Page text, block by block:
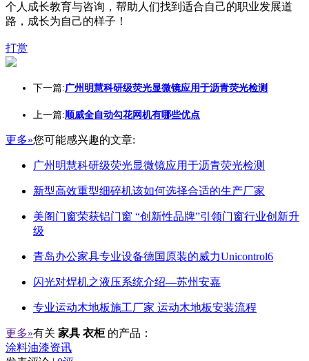
个人成长教育与咨询，帮助人们找到适合自己的职业发展道
路，成长为自己的样子！
打赏
下一篇:广州明慧科研级荧光显微镜应用于沥青荧光检测
上一篇:顺威全自动勾花网机有哪些优点
更多»您可能感兴趣的文章:
广州明慧科研级荧光显微镜应用于沥青荧光检测
新型高效重型细碎机该如何选择合适的生产厂家
美阁门窗荣获铝门窗 “创新性品牌”引领门窗行业创新升
级
青岛办公家具专业设备德国原装的威力Unicontrol6
闪光对焊机之液压系统介绍—苏州安嘉
专业运动木地板施工厂家 运动木地板安装流程
更多»有关 家具 衣柜 的产品：
涂料油漆资讯